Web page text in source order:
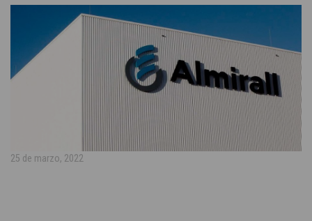
25 de marzo, 2022